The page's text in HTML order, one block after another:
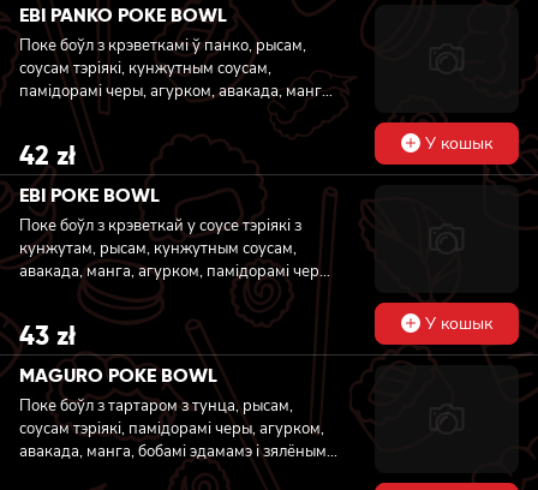
EBI PANKO POKE BOWL
Поке боўл з крэветкамі ў панко, рысам,
соусам тэріякі, кунжутным соусам,
памідорамі черы, агурком, авакада, манга,
бобамі эдамамэ і масага
42 zł У кошык
EBI POKE BOWL
Поке боўл з крэветкай у соусе тэріякі з
кунжутам, рысам, кунжутным соусам,
авакада, манга, агурком, памідорамі черы,
бобамі эдамамэ і масага
43 zł У кошык
MAGURO POKE BOWL
Поке боўл з тартаром з тунца, рысам,
соусам тэріякі, памідорамі черы, агурком,
авакада, манга, бобамі эдамамэ і зялёным